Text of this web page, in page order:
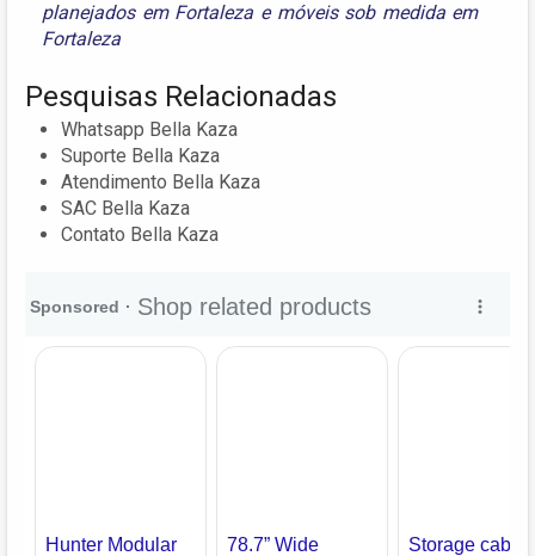
planejados em Fortaleza e móveis sob medida em
Fortaleza
Pesquisas Relacionadas
Whatsapp Bella Kaza
Suporte Bella Kaza
Atendimento Bella Kaza
SAC Bella Kaza
Contato Bella Kaza